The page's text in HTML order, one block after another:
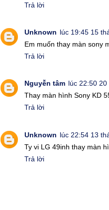
Trả lời
Unknown lúc 19:45 15
Em muốn thay màn sony
Trả lời
Nguyễn tâm lúc 22:50
Thay màn hình Sony KD
Trả lời
Unknown lúc 22:54 13
Ty vi LG 49inh thay màn
Trả lời